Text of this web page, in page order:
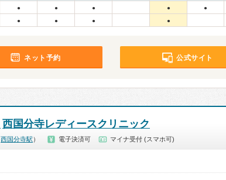
● ● ● ● ●
● ● ● ●
ネット予約 公式サイト
西国分寺レディースクリニック
西国分寺駅 ） 電子決済可 マイナ受付 (スマホ可)